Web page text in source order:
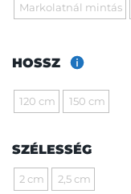
Markolatnál mintás
HOSSZ
120 cm 150 cm
SZÉLESSÉG
2 cm 2,5 cm